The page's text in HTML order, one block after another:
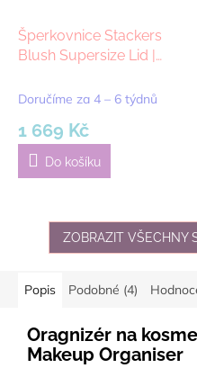
Šperkovnice Stackers
Blush Supersize Lid |
Doručíme za 4 – 6 týdnů
1 669 Kč
Do košíku
ZOBRAZIT VŠECHNY
Popis Podobné (4)
Oragnizér na
Makeup Organiser